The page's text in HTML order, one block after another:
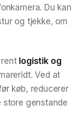
Du kan
og tjekke, om
logistik og
Ved at
køb, reducerer
store genstande